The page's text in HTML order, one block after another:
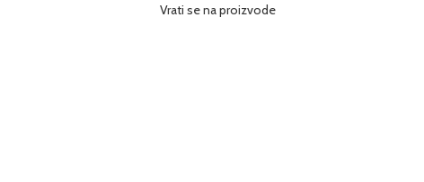
Vrati se na proizvode